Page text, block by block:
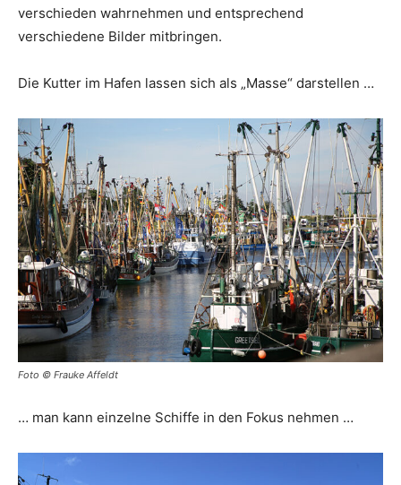
verschieden wahrnehmen und entsprechend
verschiedene Bilder mitbringen.
Die Kutter im Hafen lassen sich als „Masse“ darstellen …
Foto © Frauke Affeldt
… man kann einzelne Schiffe in den Fokus nehmen …